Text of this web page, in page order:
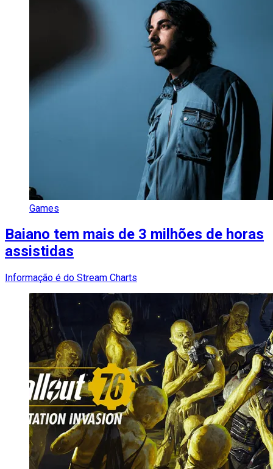
Games
Baiano tem mais de 3 milhões de horas
assistidas
Informação é do Stream Charts